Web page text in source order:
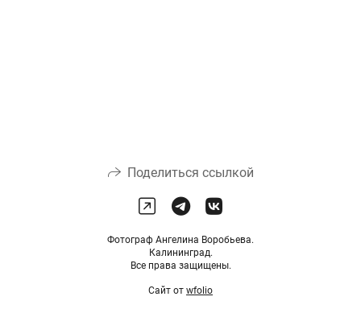
Поделиться ссылкой
Фотограф Ангелина Воробьева.
Калининград.
Все права защищены.
Сайт от wfolio